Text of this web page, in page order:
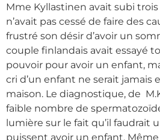
Mme Kyllastinen avait subi
n’avait pas cessé de faire des
frustré son désir d’avoir un
couple finlandais avait essayé
pouvoir pour avoir un enfant,
cri d’un enfant ne serait jamais
maison. Le diagnostique, de
faible nombre de
lumière sur le fait qu’il faudrait
puissent avoir un enfant.